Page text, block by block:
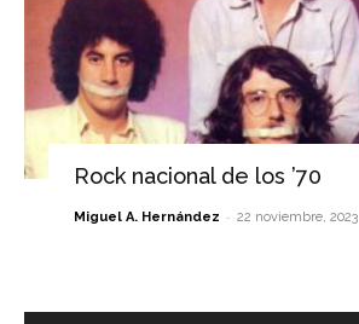
Rock nacional de los ’70
Miguel A. Hernández - 22 noviembre, 2023